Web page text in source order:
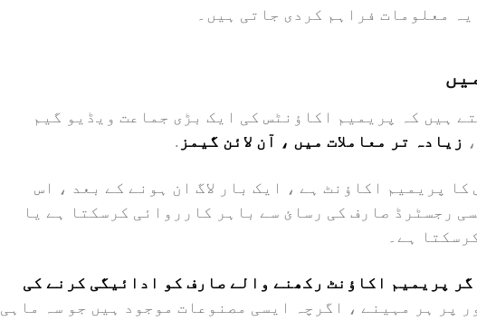
معلومات فراہم کردی جاتی ہیں۔
ہیں کہ پریمیم اکاؤنٹس کی ایک بڑی جماعت ویڈیو گیم
زیادہ تر معاملات میں ، آن لائن گیمز .
کا پریمیم اکاؤنٹ ہے ، ایک بار لاگ ان ہونے کے بعد ، اس
رجسٹرڈ صارف کی رسائ سے باہر کارروائی کرسکتا ہے یا
ہے۔
پریمیم اکاؤنٹ رکھنے والے صارف کو ادائیگی کرنے کی
پر ہر مہینے ، اگرچہ ایسی مصنوعات موجود ہیں جو سہ ماہی